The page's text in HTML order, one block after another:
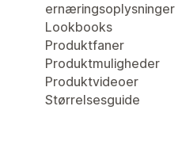
ernæringsoplysninger
Lookbooks
Produktfaner
Produktmuligheder
Produktvideoer
Størrelsesguide